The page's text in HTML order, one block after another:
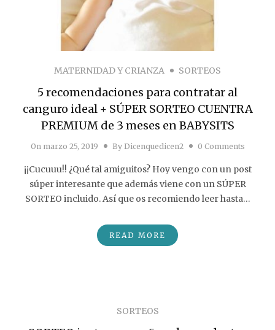
MATERNIDAD Y CRIANZA SORTEOS
5 recomendaciones para contratar al
canguro ideal + SÚPER SORTEO CUENTRA
PREMIUM de 3 meses en BABYSITS
On marzo 25, 2019 By Dicenquedicen2 0 Comments
¡¡Cucuuu!! ¿Qué tal amiguitos? Hoy vengo con un post
súper interesante que además viene con un SÚPER
SORTEO incluido. Así que os recomiendo leer hasta…
READ MORE
SORTEOS